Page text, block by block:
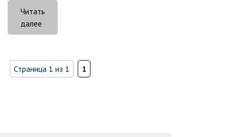
Читать
далее
в
Страница 1 из 1 1